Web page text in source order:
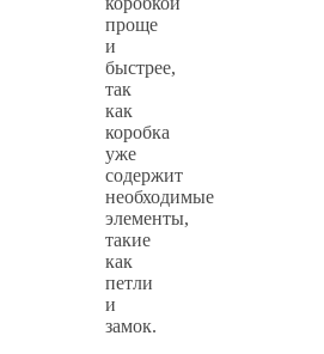
проще
и
быстрее,
так
как
коробка
уже
содержит
необходимые
элементы,
такие
как
петли
и
замок.